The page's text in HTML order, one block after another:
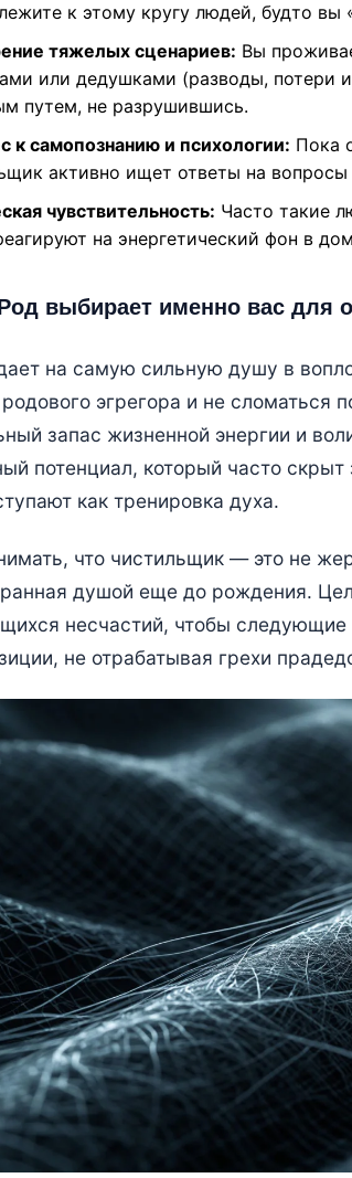
к этому кругу людей, будто вы
тяжелых сценариев: Вы
или дедушками (разводы, потери
путем, не разрушившись.
к самопознанию и психологии: Пока
активно ищет ответы на
чувствительность: Часто такие
на энергетический фон в
выбирает именно вас для
на самую сильную душу в
эгрегора и не сломаться
запас жизненной энергии и
потенциал, который часто
как тренировка духа.
что чистильщик — это не
душой еще до рождения.
несчастий, чтобы следующие
не отрабатывая грехи